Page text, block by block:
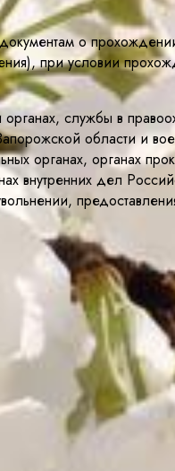
о
при условии
службы в
области и
органах, органах
внутренних дел